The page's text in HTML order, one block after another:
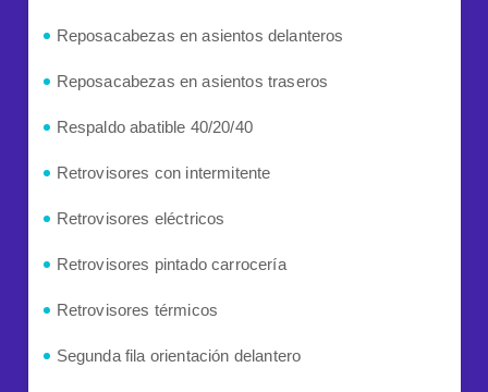
Reposacabezas en asientos delanteros
Reposacabezas en asientos traseros
Respaldo abatible 40/20/40
Retrovisores con intermitente
Retrovisores eléctricos
Retrovisores pintado carrocería
Retrovisores térmicos
Segunda fila orientación delantero